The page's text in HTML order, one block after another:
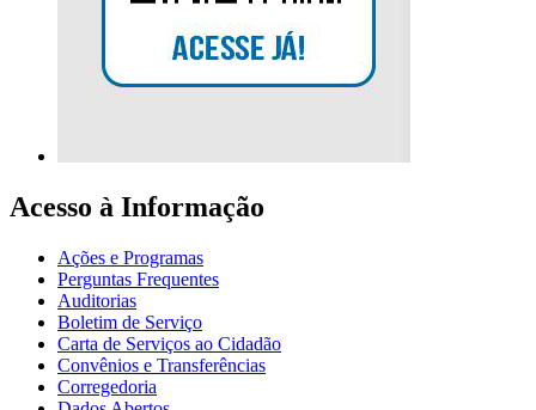
Acesso à Informação
Ações e Programas
Perguntas Frequentes
Auditorias
Boletim de Serviço
Carta de Serviços ao Cidadão
Convênios e Transferências
Corregedoria